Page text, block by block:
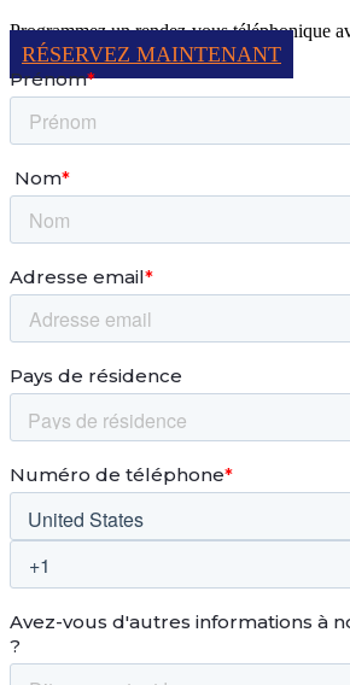
Programmez un rendez-vous téléphonique
RÉSERVEZ MAINTENANT